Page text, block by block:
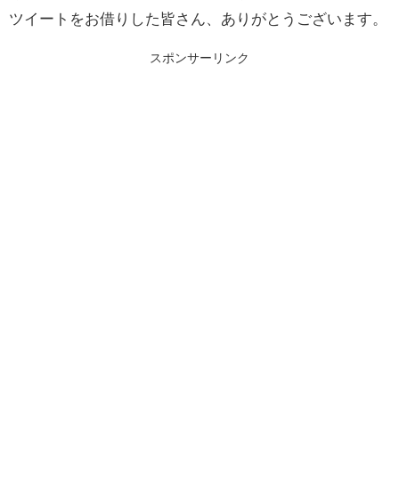
ツイートをお借りした皆さん、ありがとうございます。
スポンサーリンク